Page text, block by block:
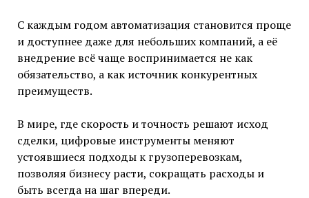
С каждым годом автоматизация становится проще
и доступнее даже для небольших компаний, а её
внедрение всё чаще воспринимается не как
обязательство, а как источник конкурентных
преимуществ.
В мире, где скорость и точность решают исход
сделки, цифровые инструменты меняют
устоявшиеся подходы к грузоперевозкам,
позволяя бизнесу расти, сокращать расходы и
быть всегда на шаг впереди.